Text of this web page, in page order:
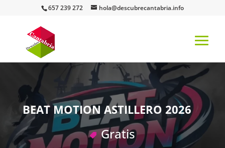
657 239 272 hola@descubrecantabria.info
BEAT MOTION ASTILLERO 2026
Gratis